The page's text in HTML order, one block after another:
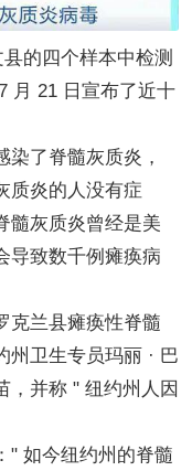
的四个样本中检测
月 21 日宣布了近十
了脊髓灰质炎，
质炎的人没有症
髓灰质炎曾经是美
导致数千例瘫痪病
克兰县瘫痪性脊髓
州卫生专员玛丽 · 巴
，并称 " 纽约州人因
" 如今纽约州的脊髓